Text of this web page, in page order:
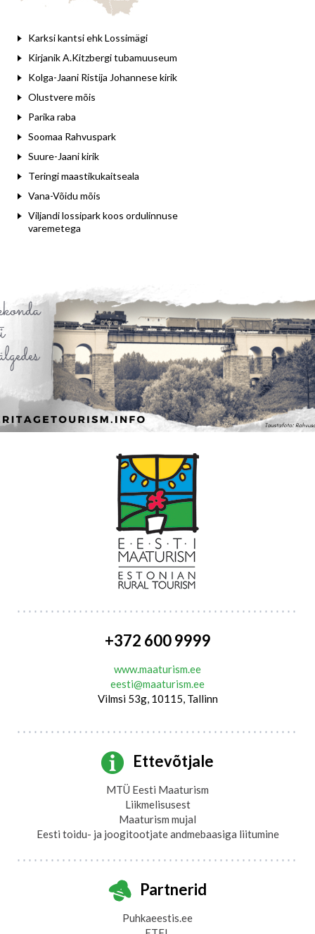
Karksi kantsi ehk Lossimägi
Kirjanik A.Kitzbergi tubamuuseum
Kolga-Jaani Ristija Johannese kirik
Olustvere mõis
Parika raba
Soomaa Rahvuspark
Suure-Jaani kirik
Teringi maastikukaitseala
Vana-Võidu mõis
Viljandi lossipark koos ordulinnuse
varemetega
+372 600 9999
www.maaturism.ee
eesti@maaturism.ee
Vilmsi 53g, 10115, Tallinn
Ettevõtjale
MTÜ Eesti Maaturism
Liikmelisusest
Maaturism mujal
Eesti toidu- ja joogitootjate andmebaasiga liitumine
Partnerid
Puhkaeestis.ee